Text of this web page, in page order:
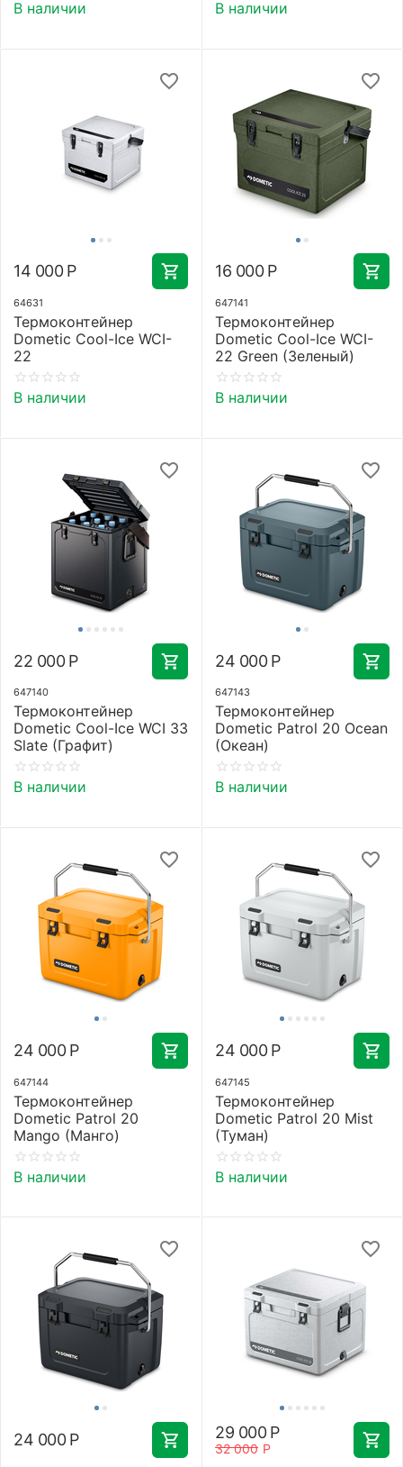
В наличии В наличии
14 000 Р
64631
Термоконтейнер
Dometic Cool-Ice WCI-
22
В наличии
16 000 Р
647141
Термоконтейнер
Dometic Cool-Ice WCI-
22 Green (Зеленый)
В наличии
22 000 Р
647140
Термоконтейнер
Dometic Cool-Ice WCI 33
Slate (Графит)
В наличии
24 000 Р
647143
Термоконтейнер
Dometic Patrol 20 Ocean
(Океан)
В наличии
24 000 Р
647144
Термоконтейнер
Dometic Patrol 20
Mango (Манго)
В наличии
24 000 Р
647145
Термоконтейнер
Dometic Patrol 20 Mist
(Туман)
В наличии
24 000 Р 32 000 Р
29 000 Р